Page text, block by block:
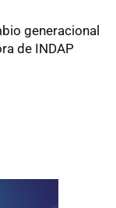
generacional
de INDAP